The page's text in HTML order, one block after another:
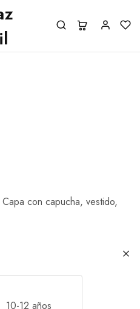
Capa con capucha, vestido,
10-12 años